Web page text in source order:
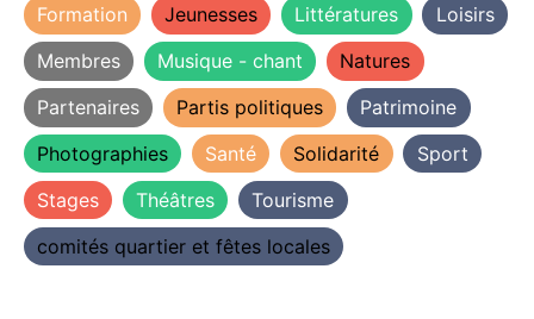
Formation
Jeunesses Littératures
Loisirs
Membres
Musique - chant
Natures
Partenaires
Partis politiques
Patrimoine
Photographies
Santé Solidarité
Sport
Stages
Théâtres
Tourisme
comités quartier et fêtes locales